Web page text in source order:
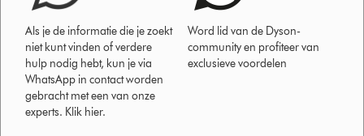
Als je de informatie die je zoekt
niet kunt vinden of verdere
hulp nodig hebt, kun je via
WhatsApp in contact worden
gebracht met een van onze
experts. Klik hier.
Word lid van de Dyson-
community en profiteer van
exclusieve voordelen